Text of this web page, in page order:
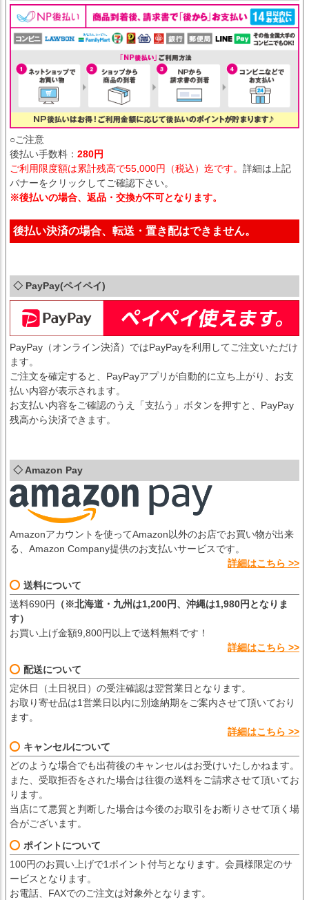
○ご注意
後払い手数料： 280円
ご利用限度額は累計残高で55,000円（税込）迄です。 詳細は上記
バナーをクリックしてご確認下さい。
※後払いの場合、返品・交換が不可となります。
後払い決済の場合、転送・置き配はできません。
◇ PayPay(ペイペイ)
PayPay（オンライン決済）ではPayPayを利用してご注文いただけ
ます。
ご注文を確定すると、PayPayアプリが自動的に立ち上がり、お支
払い内容が表示されます。
お支払い内容をご確認のうえ「支払う」ボタンを押すと、PayPay
残高から決済できます。
◇ Amazon Pay
Amazonアカウントを使ってAmazon以外のお店でお買い物が出来
る、Amazon Company提供のお支払いサービスです。
詳細はこちら >>
送料について
送料690円
（※北海道・九州は1,200円、沖縄は1,980円となりま
す）
お買い上げ金額9,800円以上で送料無料です！
詳細はこちら >>
配送について
定休日（土日祝日）の受注確認は翌営業日となります。
お取り寄せ品は1営業日以内に別途納期をご案内させて頂いており
ます。
詳細はこちら >>
キャンセルについて
どのような場合でも出荷後のキャンセルはお受けいたしかねます。
また、受取拒否をされた場合は往復の送料をご請求させて頂いてお
ります。
当店にて悪質と判断した場合は今後のお取引をお断りさせて頂く場
合がございます。
ポイントについて
100円のお買い上げで1ポイント付与となります。会員様限定のサ
ービスとなります。
お電話、FAXでのご注文は対象外となります。